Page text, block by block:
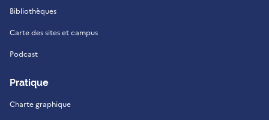
Bibliothèques
Carte des sites et campus
Podcast
Pratique
Charte graphique